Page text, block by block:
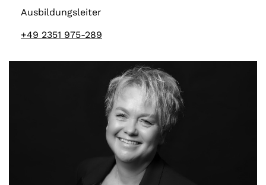
Ausbildungsleiter
+49 2351 975-289